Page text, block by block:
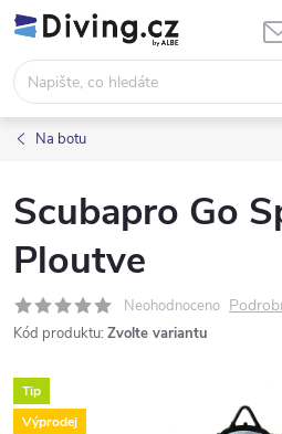
Přejít
na
obsah
Na botu
Scubapro Go
Ploutve
Neohodnoceno
Kód produktu: Zvolte variantu
Tip
Výprodej